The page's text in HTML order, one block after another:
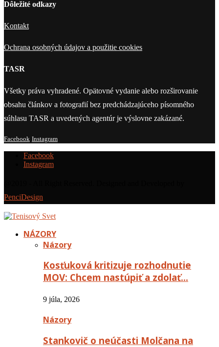
Dôležité odkazy
Kontakt
Ochrana osobných údajov a použitie cookies
TASR
Všetky práva vyhradené. Opätovné vydanie alebo rozširovanie
obsahu článkov a fotografií bez predchádzajúceho písomného
súhlasu TASR a uvedených agentúr je výslovne zakázané.
Facebook Instagram
Facebook
Instagram
PenciDesign
NÁZORY
Názory
Kosťuková kritizuje rozhodnutie
MOV: Chcem nastúpiť a zdolať…
9 júla, 2026
Názory
Stankovič o neúčasti Molčana na